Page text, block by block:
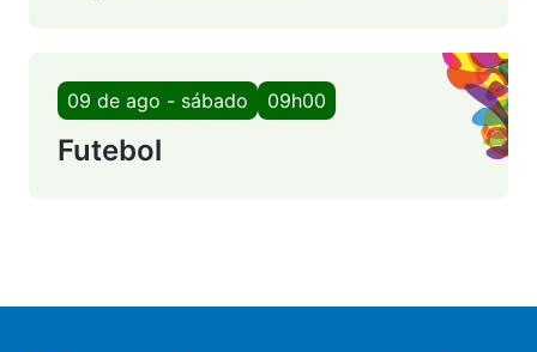
09 de ago - sábado 09h00
Futebol